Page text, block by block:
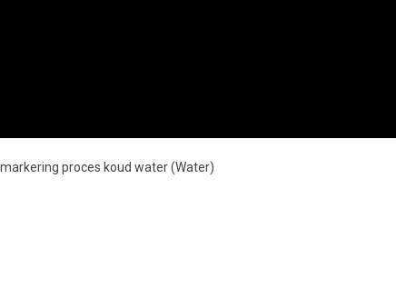
proces koud water (Water)